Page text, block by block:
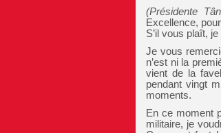
(Présidente
Excellence,
S’il vous plaît,
Je vous
n’est ni la
vient de la
pendant vingt
moments.
En ce moment
militaire, je